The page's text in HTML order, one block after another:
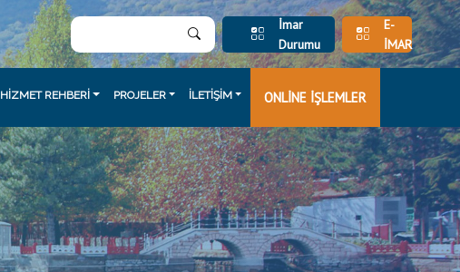
İmar
Durumu
E-
İMAR
HİZMET REHBERİ PROJELER İLETİŞİM ONLİNE İŞLEMLER